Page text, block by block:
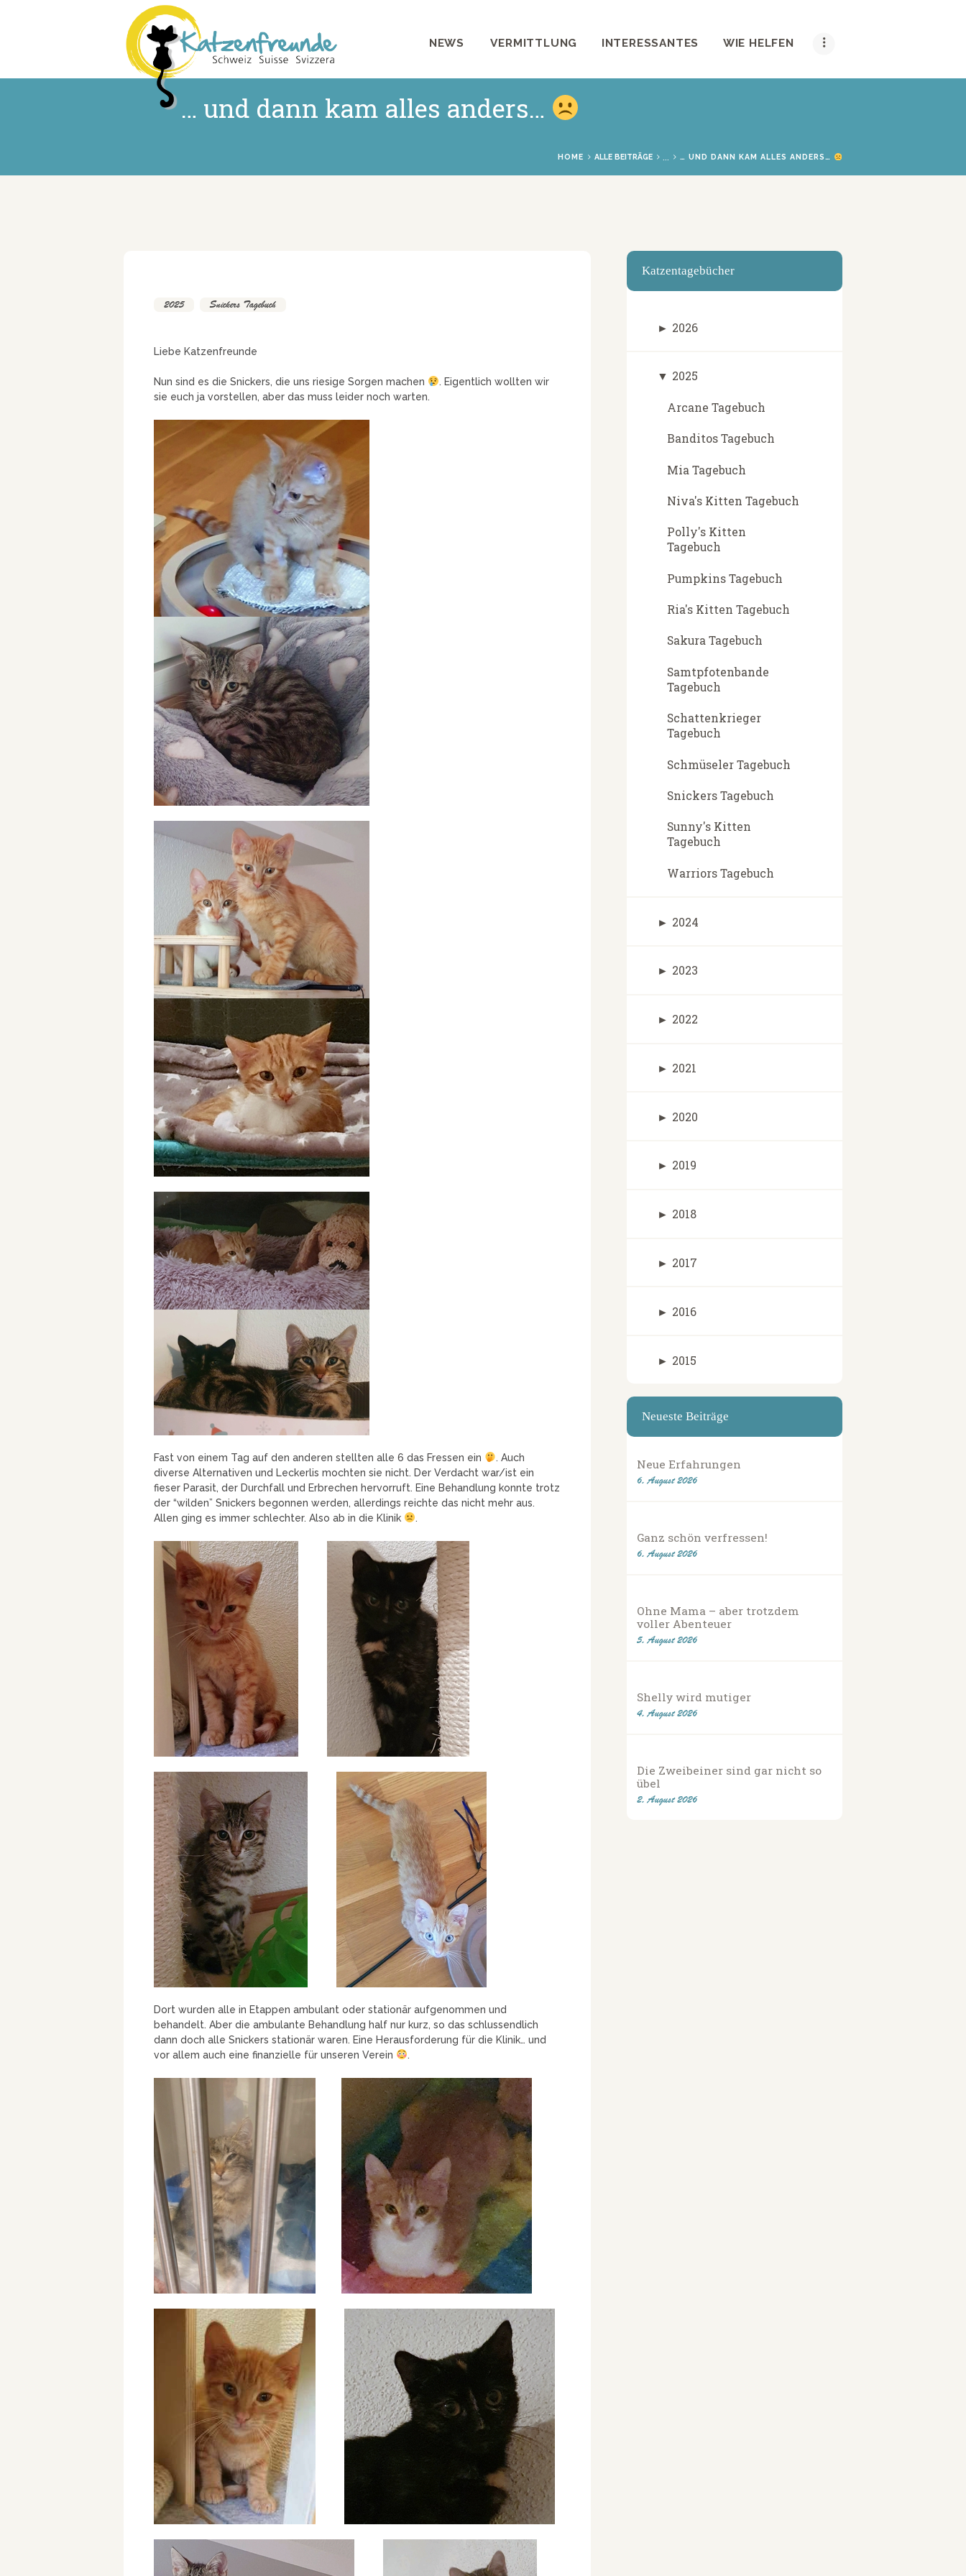
NEWS VERMITTLUNG INTERESSANTES WIE HELFEN
… und dann kam alles anders…
HOME ALLE BEITRÄGE ... … UND DANN KAM ALLES ANDERS…
VERMITTLUNG
2025 Snickers Tagebuch
Liebe Katzenfreunde
Nun sind es die Snickers, die uns riesige Sorgen machen
. Eigentlich wollten wir
sie euch ja vorstellen, aber das muss leider noch warten.
Fast von einem Tag auf den anderen stellten alle 6 das Fressen ein
. Auch
diverse Alternativen und Leckerlis mochten sie nicht. Der Verdacht war/ist ein
fieser Parasit, der Durchfall und Erbrechen hervorruft. Eine Behandlung konnte trotz
der “wilden” Snickers begonnen werden, allerdings reichte das nicht mehr aus.
Allen ging es immer schlechter. Also ab in die Klinik
.
Dort wurden alle in Etappen ambulant oder stationär aufgenommen und
behandelt. Aber die ambulante Behandlung half nur kurz, so das schlussendlich
dann doch alle Snickers stationär waren. Eine Herausforderung für die Klinik… und
vor allem auch eine finanzielle für unseren Verein
.
Katzentagebücher
► 2026
▼ 2025
Arcane Tagebuch
Banditos Tagebuch
Mia Tagebuch
Niva's Kitten Tagebuch
Polly's Kitten
Tagebuch
Pumpkins Tagebuch
Ria's Kitten Tagebuch
Sakura Tagebuch
Samtpfotenbande
Tagebuch
Schattenkrieger
Tagebuch
Schmüseler Tagebuch
Snickers Tagebuch
Sunny's Kitten
Tagebuch
Warriors Tagebuch
► 2024
► 2023
► 2022
► 2021
► 2020
► 2019
► 2018
► 2017
► 2016
► 2015
Neueste Beiträge
Neue Erfahrungen
6. August 2026
Ganz schön verfressen!
6. August 2026
Ohne Mama – aber trotzdem
voller Abenteuer
5. August 2026
Shelly wird mutiger
4. August 2026
Die Zweibeiner sind gar nicht so
übel
2. August 2026